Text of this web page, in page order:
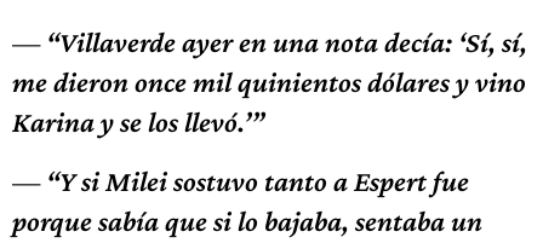
— “Villaverde ayer en una nota decía: ‘Sí, sí,
me dieron once mil quinientos dólares y vino
Karina y se los llevó.’”
— “Y si Milei sostuvo tanto a Espert fue
porque sabía que si lo bajaba, sentaba un